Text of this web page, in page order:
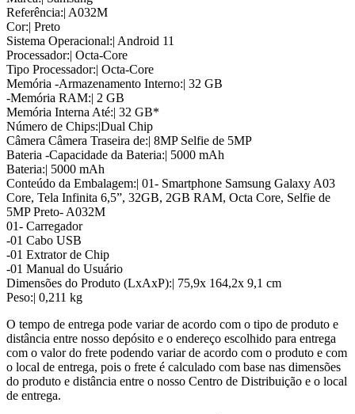
Referência:| A032M
Cor:| Preto
Sistema Operacional:| Android 11
Processador:| Octa-Core
Tipo Processador:| Octa-Core
Memória -Armazenamento Interno:| 32 GB
-Memória RAM:| 2 GB
Memória Interna Até:| 32 GB*
Número de Chips:|Dual Chip
Câmera Câmera Traseira de:| 8MP Selfie de 5MP
Bateria -Capacidade da Bateria:| 5000 mAh
Bateria:| 5000 mAh
Conteúdo da Embalagem:| 01- Smartphone Samsung Galaxy A03
Core, Tela Infinita 6,5”, 32GB, 2GB RAM, Octa Core, Selfie de
5MP Preto- A032M
01- Carregador
-01 Cabo USB
-01 Extrator de Chip
-01 Manual do Usuário
Dimensões do Produto (LxAxP):| 75,9x 164,2x 9,1 cm
Peso:| 0,211 kg
O tempo de entrega pode variar de acordo com o tipo de produto e
distância entre nosso depósito e o endereço escolhido para entrega
com o valor do frete podendo variar de acordo com o produto e com
o local de entrega, pois o frete é calculado com base nas dimensões
do produto e distância entre o nosso Centro de Distribuição e o local
de entrega.